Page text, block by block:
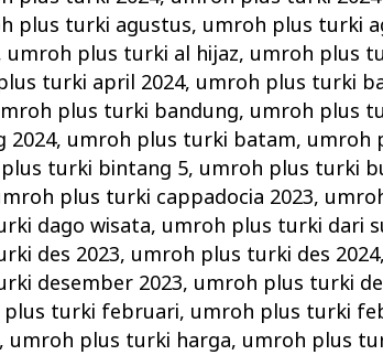
plus turki agustus, umroh plus turki
umroh plus turki al hijaz, umroh plus
turki april 2024, umroh plus turki
plus turki bandung, umroh plus
2024, umroh plus turki batam, umroh
turki bintang 5, umroh plus turki
plus turki cappadocia 2023,
dago wisata, umroh plus turki dari
des 2023, umroh plus turki des 2024,
desember 2023, umroh plus turki
plus turki februari, umroh plus turki
, umroh plus turki harga, umroh plus